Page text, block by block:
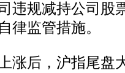
违规减持公司股
律监管措施。
后，沪指尾盘